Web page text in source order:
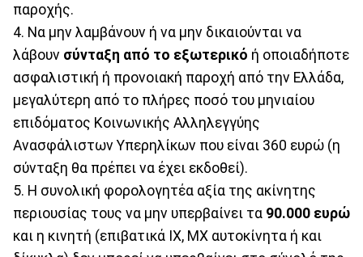
παροχής.
4. Να μην λαμβάνουν ή να μην δικαιούνται να
λάβουν σύνταξη από το εξωτερικό ή οποιαδήποτε
ασφαλιστική ή προνοιακή παροχή από την Ελλάδα,
μεγαλύτερη από το πλήρες ποσό του μηνιαίου
επιδόματος Κοινωνικής Αλληλεγγύης
Ανασφάλιστων Υπερηλίκων που είναι 360 ευρώ (η
σύνταξη θα πρέπει να έχει εκδοθεί).
5. Η συνολική φορολογητέα αξία της ακίνητης
περιουσίας τους να μην υπερβαίνει τα 90.000 ευρώ
και η κινητή (επιβατικά ΙΧ, ΜΧ αυτοκίνητα ή και